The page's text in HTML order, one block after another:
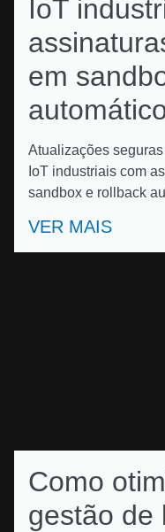
IoT
em
Atualizações
IoT industriais com
sandbox e rollback
VER MAIS
Como
gestão de